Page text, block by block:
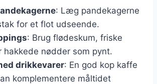
: Læg pandekagerne
for et flot udseende.
: Brug flødeskum, friske
nødder som pynt.
drikkevarer: En god kop kaffe
komplementere måltidet